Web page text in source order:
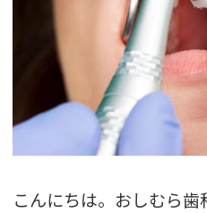
こんにちは。おしむら